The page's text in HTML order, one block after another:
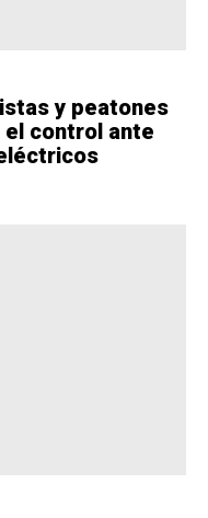
y peatones
el control ante